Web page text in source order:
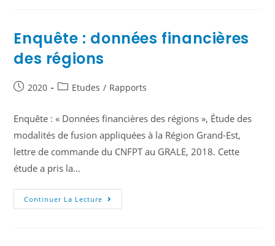
Enquête : données financières
des régions
2020 Etudes / Rapports
Enquête : « Données financières des régions », Étude des
modalités de fusion appliquées à la Région Grand-Est,
lettre de commande du CNFPT au GRALE, 2018. Cette
étude a pris la…
Continuer La Lecture